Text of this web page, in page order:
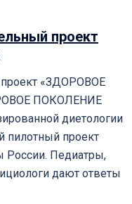
проект
проект «ЗДОРОВОЕ
ПОКОЛЕНИЕ
диетологии
пилотный проект
России. Педиатры,
дают ответы